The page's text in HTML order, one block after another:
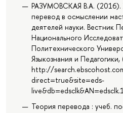
РАЗУМОВСКАЯ В.А. (2016).
перевод в осмыслении
деятелей науки. Вестник
Национального
Политехнического
Языкознания и
http://
direct=true&site=eds-
Теория перевода : учеб.